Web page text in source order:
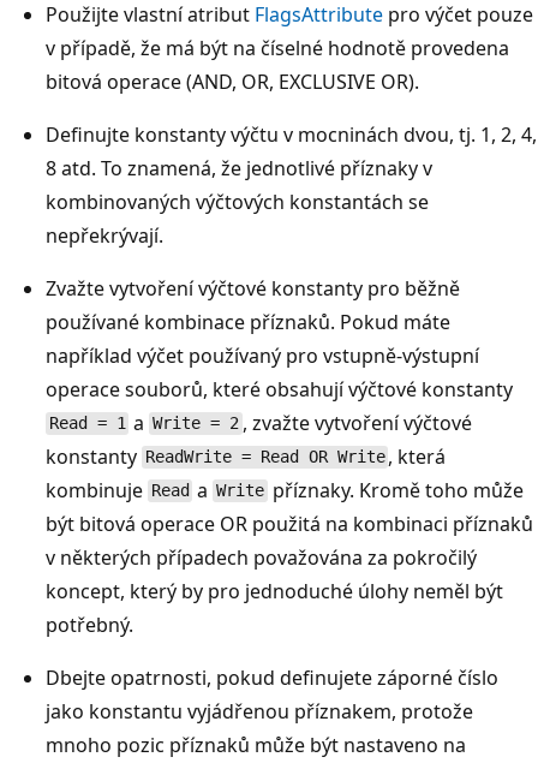
Použijte vlastní atribut FlagsAttribute pro výčet pouze
v případě, že má být na číselné hodnotě provedena
bitová operace (AND, OR, EXCLUSIVE OR).
Definujte konstanty výčtu v mocninách dvou, tj. 1, 2, 4,
8 atd. To znamená, že jednotlivé příznaky v
kombinovaných výčtových konstantách se
nepřekrývají.
Zvažte vytvoření výčtové konstanty pro běžně
používané kombinace příznaků. Pokud máte
například výčet používaný pro vstupně-výstupní
operace souborů, které obsahují výčtové konstanty
Read = 1 a Write = 2 , zvažte vytvoření výčtové
konstanty ReadWrite = Read OR Write , která
kombinuje Read aWritepříznaky. Kromě toho může
být bitová operace OR použitá na kombinaci příznaků
v některých případech považována za pokročilý
koncept, který by pro jednoduché úlohy neměl být
potřebný.
Dbejte opatrnosti, pokud definujete záporné číslo
jako konstantu vyjádřenou příznakem, protože
mnoho pozic příznaků může být nastaveno na